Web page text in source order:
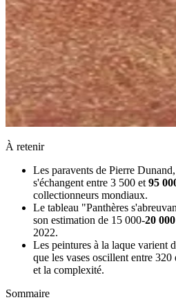
À retenir
Les paravents de Pierre
s'échangent entre 3 500 et 95
collectionneurs mondiaux.
Le tableau "Panthères
son estimation de 15 000-20
2022.
Les peintures à la laque varient
que les vases oscillent entre 320
et la complexité.
Sommaire